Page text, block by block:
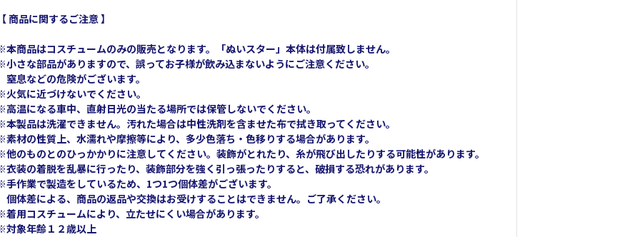
商品に関するご注意 】
商品はコスチュームのみの販売となります。「ぬいスター」本体は付属致しません。
さな部品がありますので、誤ってお子様が飲み込まないようにご注意ください。
息などの危険がございます。
気に近づけないでください。
温になる車中、直射日光の当たる場所では保管しないでください。
製品は洗濯できません。汚れた場合は中性洗剤を含ませた布で拭き取ってください。
材の性質上、水濡れや摩擦等により、多少色落ち・色移りする場合があります。
のものとのひっかかりに注意してください。装飾がとれたり、糸が飛び出したりする可能性があります。
装の着脱を乱暴に行ったり、装飾部分を強く引っ張ったりすると、破損する恐れがあります。
作業で製造をしているため、1つ1つ個体差がございます。
体差による、商品の返品や交換はお受けすることはできません。ご了承ください。
用コスチュームにより、立たせにくい場合があります。
象年齢１２歳以上